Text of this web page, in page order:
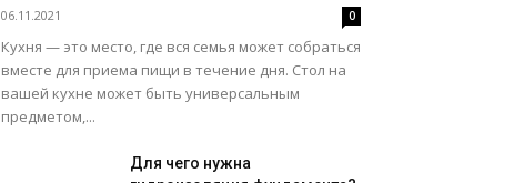
06.11.2021 0
Кухня — это место, где вся семья может собраться
вместе для приема пищи в течение дня. Стол на
вашей кухне может быть универсальным
предметом,...
Для чего нужна